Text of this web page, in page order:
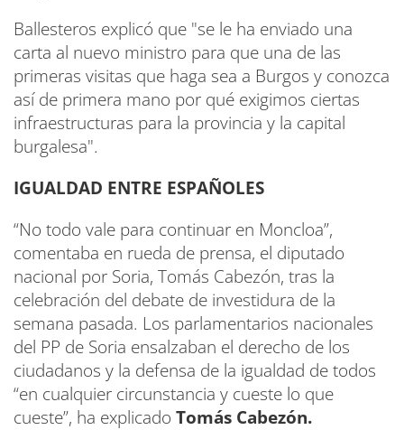
Ballesteros explicó que "se le ha enviado una
carta al nuevo ministro para que una de las
primeras visitas que haga sea a Burgos y conozca
así de primera mano por qué exigimos ciertas
infraestructuras para la provincia y la capital
burgalesa".
IGUALDAD ENTRE ESPAÑOLES
“No todo vale para continuar en Moncloa”,
comentaba en rueda de prensa, el diputado
nacional por Soria, Tomás Cabezón, tras la
celebración del debate de investidura de la
semana pasada. Los parlamentarios nacionales
del PP de Soria ensalzaban el derecho de los
ciudadanos y la defensa de la igualdad de todos
“en cualquier circunstancia y cueste lo que
cueste”, ha explicado Tomás Cabezón.